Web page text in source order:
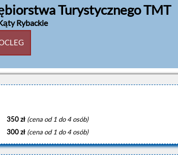
Turystycznego TMT
Rybackie
350 zł (cena od 1 do 4 osób)
300 zł (cena od 1 do 4 osób)